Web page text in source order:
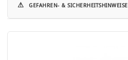
⚠ GEFAHREN- & SICHERHEITSHINWEISE
Hinweise zur Nutzung: